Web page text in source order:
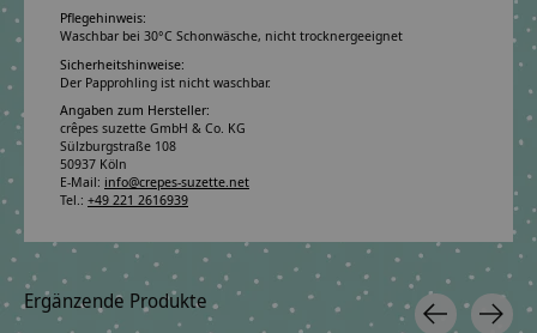
Pflegehinweis:
Waschbar bei 30°C Schonwäsche, nicht trocknergeeignet
Sicherheitshinweise:
Der Papprohling ist nicht waschbar.
Angaben zum Hersteller:
crêpes suzette GmbH & Co. KG
Sülzburgstraße 108
50937 Köln
E-Mail: info@crepes-suzette.net
Tel.: +49 221 2616939
Ergänzende Produkte